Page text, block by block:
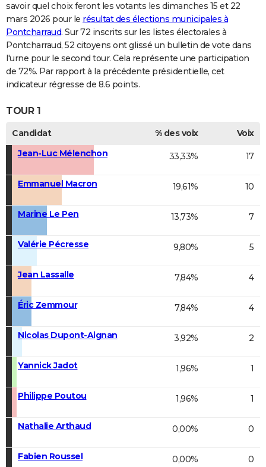
savoir quel choix feront les votants les dimanches 15 et 22
mars 2026 pour le résultat des élections municipales à
Pontcharraud. Sur 72 inscrits sur les listes électorales à
Pontcharraud, 52 citoyens ont glissé un bulletin de vote dans
l'urne pour le second tour. Cela représente une participation
de 72%. Par rapport à la précédente présidentielle, cet
indicateur régresse de 8.6 points.
TOUR 1
Candidat % des voix
Voix
Jean-Luc Mélenchon
33,33% 17
Emmanuel Macron 19,61% 10
Marine Le Pen 13,73% 7
Valérie Pécresse 9,80% 5
Jean Lassalle 7,84% 4
Éric Zemmour 7,84% 4
Nicolas Dupont-Aignan 3,92% 2
Yannick Jadot 1,96% 1
Philippe Poutou 1,96% 1
Nathalie Arthaud 0,00% 0
Fabien Roussel 0,00% 0